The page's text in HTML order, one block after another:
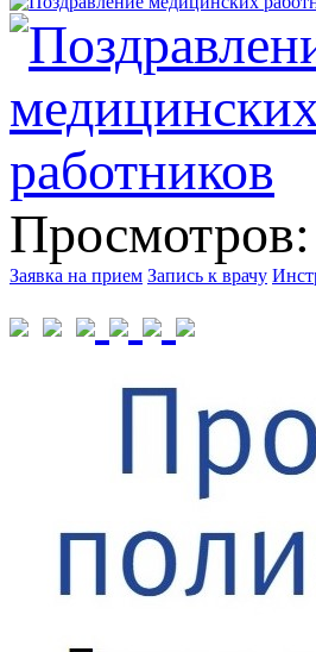
Заявка на прием Запись к врачу